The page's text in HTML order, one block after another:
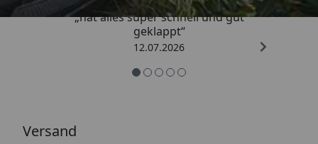
„hat alles super schnell und gut
geklappt“
12.07.2026
Versand